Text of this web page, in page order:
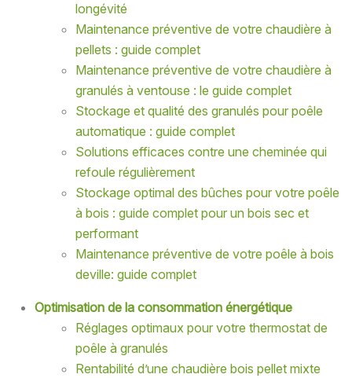
longévité
Maintenance préventive de votre chaudière à
pellets : guide complet
Maintenance préventive de votre chaudière à
granulés à ventouse : le guide complet
Stockage et qualité des granulés pour poêle
automatique : guide complet
Solutions efficaces contre une cheminée qui
refoule régulièrement
Stockage optimal des bûches pour votre poêle
à bois : guide complet pour un bois sec et
performant
Maintenance préventive de votre poêle à bois
deville: guide complet
Optimisation de la consommation énergétique
Réglages optimaux pour votre thermostat de
poêle à granulés
Rentabilité d’une chaudière bois pellet mixte